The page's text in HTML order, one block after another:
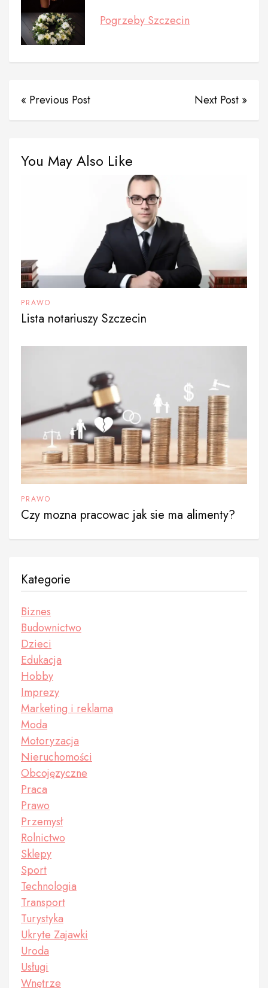
Pogrzeby Szczecin
« Previous Post Next Post »
You May Also Like
PRAWO
Lista notariuszy Szczecin
PRAWO
Czy mozna pracowac jak sie ma alimenty?
Kategorie
Biznes
Budownictwo
Dzieci
Edukacja
Hobby
Imprezy
Marketing i reklama
Moda
Motoryzacja
Nieruchomości
Obcojęzyczne
Praca
Prawo
Przemysł
Rolnictwo
Sklepy
Sport
Technologia
Transport
Turystyka
Ukryte Zajawki
Uroda
Usługi
Wnętrze